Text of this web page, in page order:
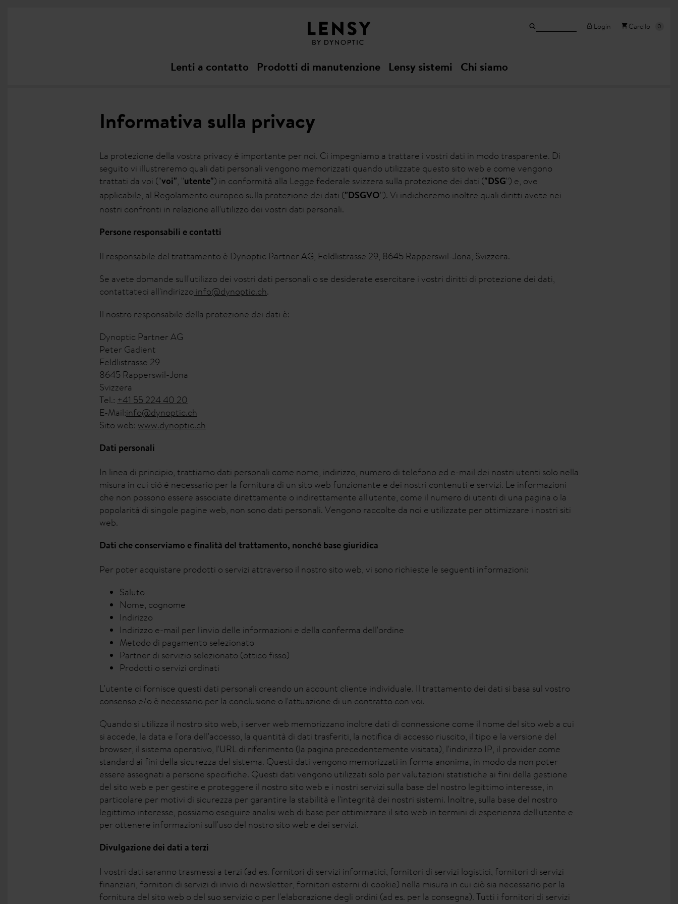
Lenti a contatto Prodotti di manutenzione Lensy sistemi Chi siamo
Login Carello
Informativa sulla privacy
La protezione della vostra privacy è importante per noi. Ci impegniamo a trattare i vostri dati in modo trasparente. Di
seguito vi illustreremo quali dati personali vengono memorizzati quando utilizzate questo sito web e come vengono
trattati da voi ("voi", "utente") in conformità alla Legge federale svizzera sulla protezione dei dati ("DSG") e, ove
applicabile, al Regolamento europeo sulla protezione dei dati ("DSGVO"). Vi indicheremo inoltre quali diritti avete nei
nostri confronti in relazione all'utilizzo dei vostri dati personali.
Persone responsabili e contatti
Il responsabile del trattamento è Dynoptic Partner AG, Feldlistrasse 29, 8645 Rapperswil-Jona, Svizzera.
Se avete domande sull'utilizzo dei vostri dati personali o se desiderate esercitare i vostri diritti di protezione dei dati,
contattateci all'indirizzo info@dynoptic.ch.
Il nostro responsabile della protezione dei dati è:
Dynoptic Partner AG
Peter Gadient
Feldlistrasse 29
8645 Rapperswil-Jona
Svizzera
Tel.: +41 55 224 40 20
E-Mail:info@dynoptic.ch
Sito web: www.dynoptic.ch
Dati personali
In linea di principio, trattiamo dati personali come nome, indirizzo, numero di telefono ed e-mail dei nostri utenti solo nella
misura in cui ciò è necessario per la fornitura di un sito web funzionante e dei nostri contenuti e servizi. Le informazioni
che non possono essere associate direttamente o indirettamente all'utente, come il numero di utenti di una pagina o la
popolarità di singole pagine web, non sono dati personali. Vengono raccolte da noi e utilizzate per ottimizzare i nostri siti
web.
Dati che conserviamo e finalità del trattamento, nonché base giuridica
Per poter acquistare prodotti o servizi attraverso il nostro sito web, vi sono richieste le seguenti informazioni:
Saluto
Nome, cognome
Indirizzo
Indirizzo e-mail per l'invio delle informazioni e della conferma dell'ordine
Metodo di pagamento selezionato
Partner di servizio selezionato (ottico fisso)
Prodotti o servizi ordinati
L'utente ci fornisce questi dati personali creando un account cliente individuale. Il trattamento dei dati si basa sul vostro
consenso e/o è necessario per la conclusione o l'attuazione di un contratto con voi.
Quando si utilizza il nostro sito web, i server web memorizzano inoltre dati di connessione come il nome del sito web a cui
si accede, la data e l'ora dell'accesso, la quantità di dati trasferiti, la notifica di accesso riuscito, il tipo e la versione del
browser, il sistema operativo, l'URL di riferimento (la pagina precedentemente visitata), l'indirizzo IP, il provider come
standard ai fini della sicurezza del sistema. Questi dati vengono memorizzati in forma anonima, in modo da non poter
essere assegnati a persone specifiche. Questi dati vengono utilizzati solo per valutazioni statistiche ai fini della gestione
del sito web e per gestire e proteggere il nostro sito web e i nostri servizi sulla base del nostro legittimo interesse, in
particolare per motivi di sicurezza per garantire la stabilità e l'integrità dei nostri sistemi. Inoltre, sulla base del nostro
legittimo interesse, possiamo eseguire analisi web di base per ottimizzare il sito web in termini di esperienza dell'utente e
per ottenere informazioni sull'uso del nostro sito web e dei servizi.
Divulgazione dei dati a terzi
I vostri dati saranno trasmessi a terzi (ad es. fornitori di servizi informatici, fornitori di servizi logistici, fornitori di servizi
finanziari, fornitori di servizi di invio di newsletter, fornitori esterni di cookie) nella misura in cui ciò sia necessario per la
fornitura del sito web o del suo servizio o per l'elaborazione degli ordini (ad es. per la consegna). Tutti i fornitori di servizi